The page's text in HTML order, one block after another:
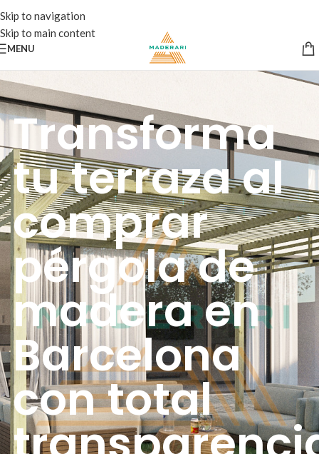
Skip to navigation
Skip to main content
MENU
Transforma
tu terraza al
comprar
pérgola de
madera en
Barcelona
con total